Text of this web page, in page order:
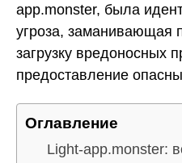
app.monster, была
угроза, заманивающая
загрузку вредоносных
предоставление
Оглавление
Light-app.monster: